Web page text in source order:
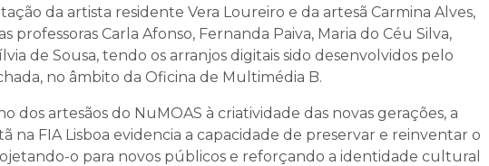
da artista residente Vera Loureiro e da artesã Carmina Alves,
professoras Carla Afonso, Fernanda Paiva, Maria do Céu Silva,
de Sousa, tendo os arranjos digitais sido desenvolvidos pelo
no âmbito da Oficina de Multimédia B.
dos artesãos do NuMOAS à criatividade das novas gerações, a
na FIA Lisboa evidencia a capacidade de preservar e reinventar o
o para novos públicos e reforçando a identidade cultural